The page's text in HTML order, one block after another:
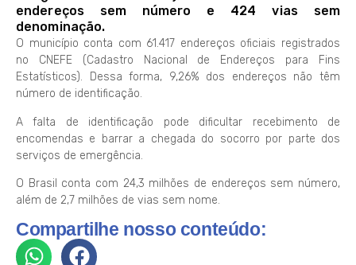
endereços sem número e 424 vias sem
denominação.
O município conta com 61.417 endereços oficiais registrados
no CNEFE (Cadastro Nacional de Endereços para Fins
Estatísticos). Dessa forma, 9,26% dos endereços não têm
número de identificação.
A falta de identificação pode dificultar recebimento de
encomendas e barrar a chegada do socorro por parte dos
serviços de emergência.
O Brasil conta com 24,3 milhões de endereços sem número,
além de 2,7 milhões de vias sem nome.
Compartilhe nosso conteúdo: